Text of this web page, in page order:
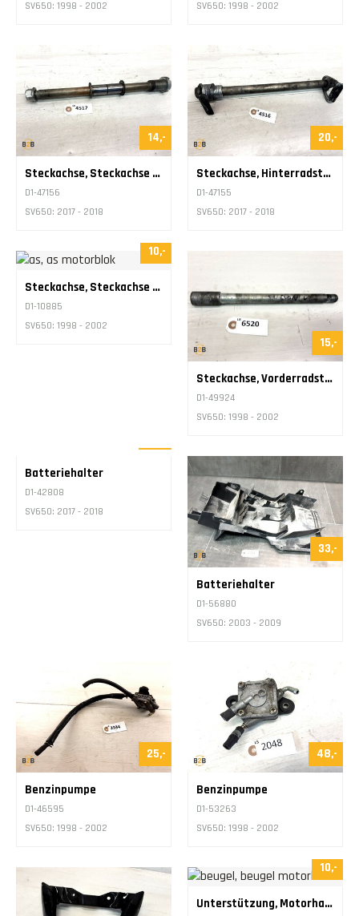
SV650: 1998 - 2002 SV650: 1998 - 2002
14,-
Steckachse, Steckachse Schwingarm
D1-47156
SV650: 2017 - 2018
20,-
Steckachse, Hinterradstecka​chse
D1-47155
SV650: 2017 - 2018
10,-
Steckachse, Steckachse Motor
D1-10885
SV650: 1998 - 2002
15,-
Steckachse, Vorderradstecka​chse
D1-49924
SV650: 1998 - 2002
Batteriehalter
D1-42808
SV650: 2017 - 2018
33,-
Batteriehalter
D1-56880
SV650: 2003 - 2009
25,-
Benzinpumpe
D1-46595
SV650: 1998 - 2002
48,-
Benzinpumpe
D1-53263
SV650: 1998 - 2002
10,-
Unterstützung, Motorhalter